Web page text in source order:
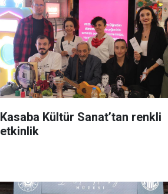
Kasaba Kültür Sanat’tan renkli
etkinlik